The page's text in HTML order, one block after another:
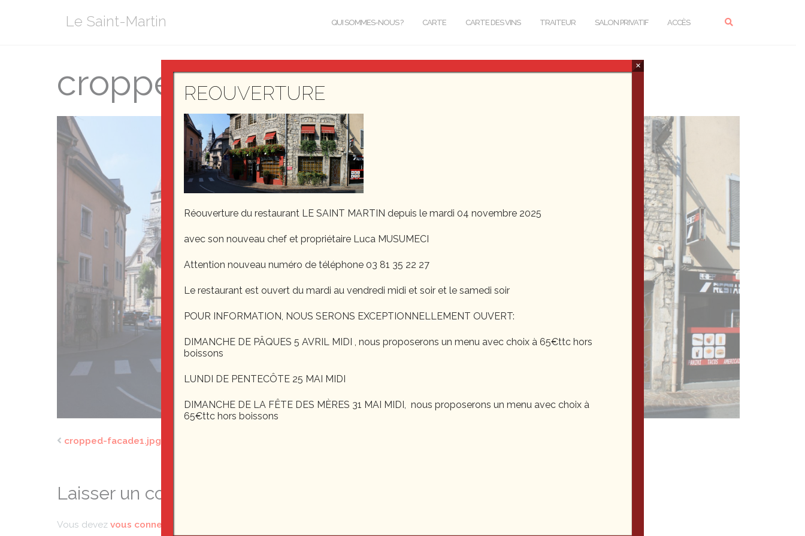
Le Saint-Martin QUI SOMMES-NOUS ? CARTE CARTE DES VINS TRAITEUR SALON PRIVATIF ACCÈS
cropped-facade1.jpg
cropped-facade1.jpg
Laisser un commentaire
Vous devez vous connecter
REOUVERTURE
Réouverture du restaurant LE SAINT MARTIN depuis le mardi 04 novembre 2025
avec son nouveau chef et propriétaire Luca MUSUMECI
Attention nouveau numéro de téléphone 03 81 35 22 27
Le restaurant est ouvert du mardi au vendredi midi et soir et le samedi soir
POUR INFORMATION, NOUS SERONS EXCEPTIONNELLEMENT OUVERT:
DIMANCHE DE PÂQUES 5 AVRIL MIDI , nous proposerons un menu avec choix à 65€ttc hors
boissons
LUNDI DE PENTECÔTE 25 MAI MIDI
DIMANCHE DE LA FÊTE DES MÈRES 31 MAI MIDI, nous proposerons un menu avec choix à
65€ttc hors boissons
×